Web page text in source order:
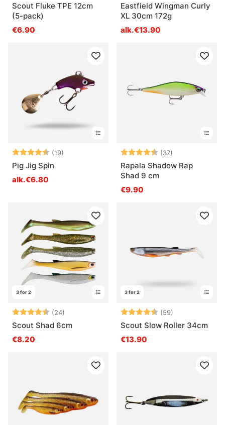
Scout Fluke TPE 12cm
(5-pack)
€6.90
Eastfield Wingman Curly
XL 30cm 172g
alk.€13.90
Arvio: (19)
4.7 5:sta tähdestä
Pig Jig Spin
alk.€6.80
Arvio: (37)
Rapala Shadow Rap
Shad 9 cm
€9.90
3 for 2
Arvio: (24)
4.7 5:sta tähdestä
Scout Shad 6cm
€8.20
3 for 2
Arvio: (59)
Scout Slow Roller 34cm
€13.90